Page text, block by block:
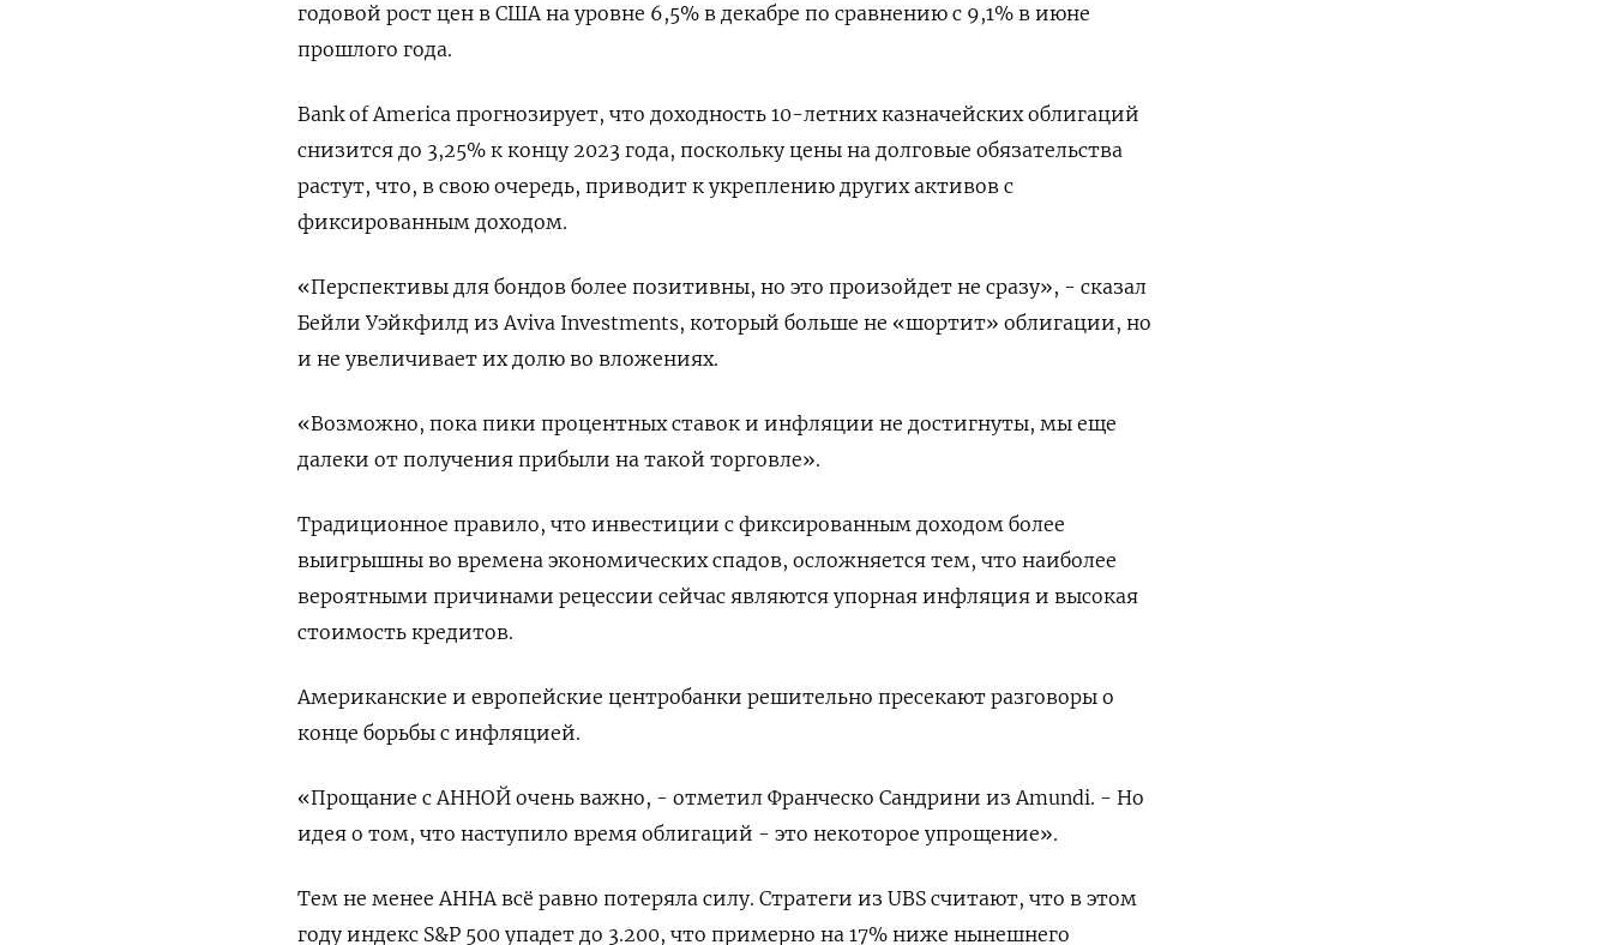
годовой рост цен в США на уровне 6,5% в декабре по сравнению с 9,1% в июне
прошлого года.
Bank of America прогнозирует, что доходность 10-летних казначейских облигаций
снизится до 3,25% к концу 2023 года, поскольку цены на долговые обязательства
растут, что, в свою очередь, приводит к укреплению других активов с
фиксированным доходом.
«Перспективы для бондов более позитивны, но это произойдет не сразу», - сказал
Бейли Уэйкфилд из Aviva Investments, который больше не «шортит» облигации, но
и не увеличивает их долю во вложениях.
«Возможно, пока пики процентных ставок и инфляции не достигнуты, мы еще
далеки от получения прибыли на такой торговле».
Традиционное правило, что инвестиции с фиксированным доходом более
выигрышны во времена экономических спадов, осложняется тем, что наиболее
вероятными причинами рецессии сейчас являются упорная инфляция и высокая
стоимость кредитов.
Американские и европейские центробанки решительно пресекают разговоры о
конце борьбы с инфляцией.
«Прощание с АННОЙ очень важно, - отметил Франческо Сандрини из Amundi. - Но
идея о том, что наступило время облигаций - это некоторое упрощение».
Тем не менее АННА всё равно потеряла силу. Стратеги из UBS считают, что в этом
году индекс S&P 500 упадет до 3.200, что примерно на 17% ниже нынешнего